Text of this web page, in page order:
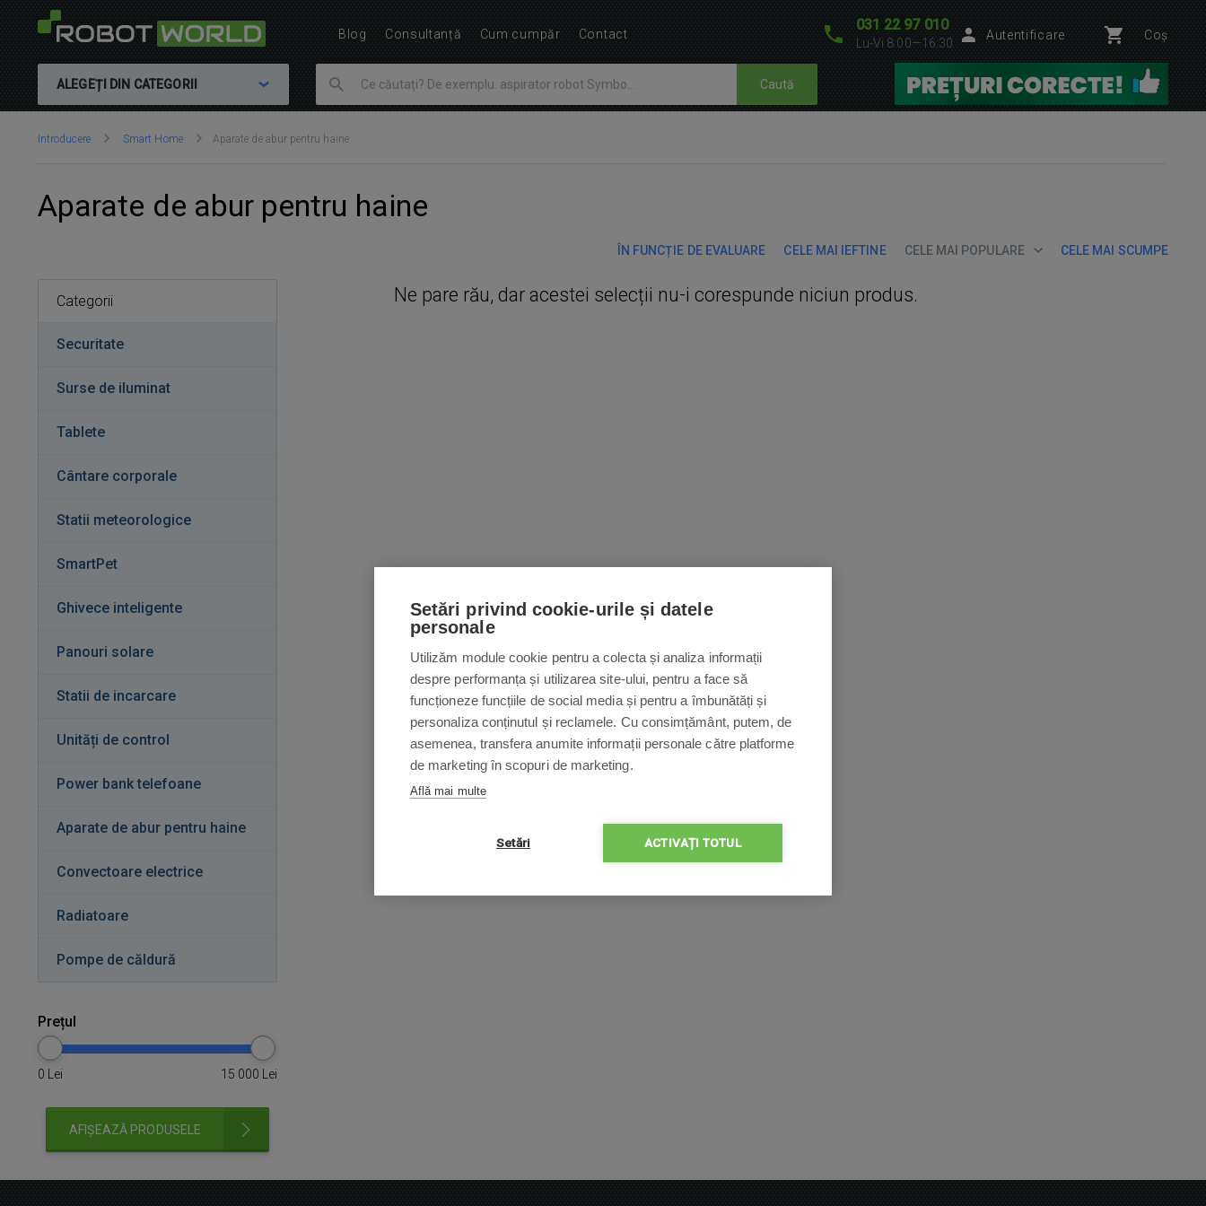
031 22 97 010
Lu-Vi 8:00—16:30
Autentificare Coș
ALEGEȚI DIN CATEGORII Caută
Vă
Introducere Smart Home Aparate de abur pentru haine
Aparate de abur pentru haine
ÎN FUNCȚIE DE EVALUARE CELE MAI IEFTINE CELE MAI POPULARE CELE MAI SCUMPE
Ne pare rău, dar acestei selecții nu-i corespunde niciun produs.
Categorii
Securitate
Surse de iluminat
Tablete
Cântare corporale
Statii meteorologice
SmartPet
Ghivece inteligente
Panouri solare
Statii de incarcare
Unități de control
Power bank telefoane
Aparate de abur pentru haine
Convectoare electrice
Radiatoare
Pompe de căldură
Prețul
0 Lei 15 000 Lei
AFIȘEAZĂ PRODUSELE
Blog Consultanță Cum cumpăr Contact
Setări privind cookie-urile și datele
personale
Utilizăm module cookie pentru a colecta și analiza informații
despre performanța și utilizarea site-ului, pentru a face să
funcționeze funcțiile de social media și pentru a îmbunătăți și
personaliza conținutul și reclamele. Cu consimțământ, putem, de
asemenea, transfera anumite informații personale către platforme
de marketing în scopuri de marketing.
Află mai multe
Setări ACTIVAȚI TOTUL